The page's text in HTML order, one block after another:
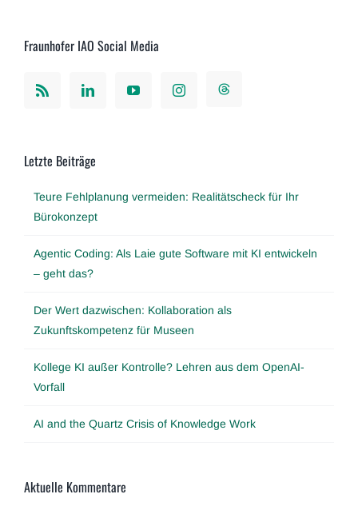
Fraunhofer IAO Social Media
Letzte Beiträge
Teure Fehlplanung vermeiden: Realitätscheck für Ihr
Bürokonzept
Agentic Coding: Als Laie gute Software mit KI entwickeln
– geht das?
Der Wert dazwischen: Kollaboration als
Zukunftskompetenz für Museen
Kollege KI außer Kontrolle? Lehren aus dem OpenAI-
Vorfall
AI and the Quartz Crisis of Knowledge Work
Aktuelle Kommentare